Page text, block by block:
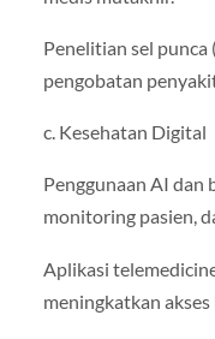
Penelitian sel
pengobatan
c. Kesehatan Digital
Penggunaan AI dan
monitoring pasien,
Aplikasi
meningkatkan akses